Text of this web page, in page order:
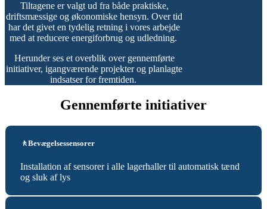
Tiltagene er valgt ud fra både praktiske,
driftsmæssige og økonomiske hensyn. Over tid
har det givet en tydelig retning i vores arbejde
med at reducere energiforbrug og udledning.
Herunder ses et overblik over gennemførte
initiativer, igangværende projekter og planlagte
indsatser for fremtiden.
Gennemførte initiativer
🚶Bevægelsessensorer
Installation af sensorer i alle lagerhaller til automatisk tænd
og sluk af lys